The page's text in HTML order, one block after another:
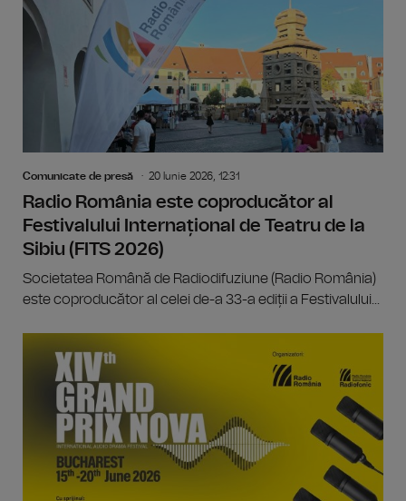
Comunicate de presă 20 Iunie 2026, 12:31
Radio România este coproducător al
Festivalului Internațional de Teatru de la
Sibiu (FITS 2026)
Societatea Română de Radiodifuziune (Radio România)
este coproducător al celei de-a 33-a ediții a Festivalului...